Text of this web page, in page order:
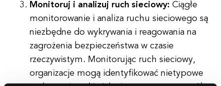
Monitoruj i analizuj ruch sieciowy: Ciągłe
monitorowanie i analiza ruchu sieciowego są
niezbędne do wykrywania i reagowania na
zagrożenia bezpieczeństwa w czasie
rzeczywistym. Monitorując ruch sieciowy,
organizacje mogą identyfikować nietypowe